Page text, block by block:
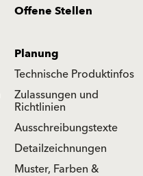
Offene Stellen
Planung
Technische Produktinfos
Zulassungen und
Richtlinien
Ausschreibungstexte
Detailzeichnungen
Muster, Farben &